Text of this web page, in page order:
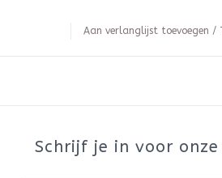
Aan verlanglijst toevoegen /
Schrijf je in voor